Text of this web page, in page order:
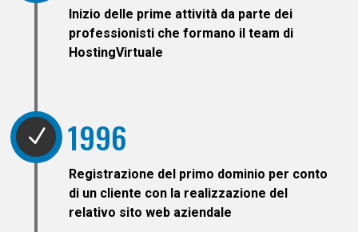
Inizio delle prime attività da parte dei
professionisti che formano il team di
HostingVirtuale
N 1996
Registrazione del primo dominio per conto
di un cliente con la realizzazione del
relativo sito web aziendale